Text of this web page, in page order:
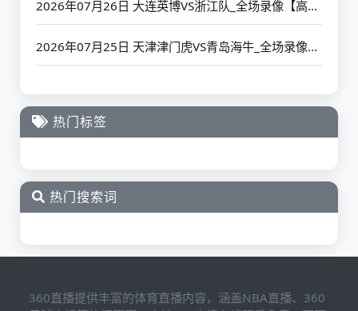
2026年07月26日 大连英博VS浙江队_全场录像【高清回放】
2026年07月25日 天津津门虎VS青岛海牛_全场录像【高清回放】
热门标签
热门搜索词
360直播提供丰富的体育直播内容，涵盖NBA直播、360